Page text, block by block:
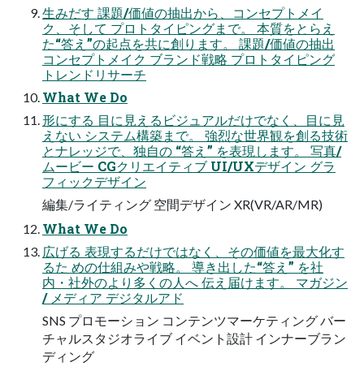
⽣みだす 課題/価値の抽出から、コンセプトメイ
ク、そして プロトタイピングまで。 本質をとらえ
た“答え”の起点を共に創ります。 課題/価値の抽出
コンセプトメイク ブランド戦略 プロトタイピング
トレンドリサーチ
What We Do
形にする ⽬に⾒えるビジュアルだけでなく、⽬に⾒
えない システム構築まで。 強烈な世界観を創る技術
とナレッジで、独⾃の “答え” を表現します。 写真/
ムービー CGクリエイティブ UI/UXデザイン グラ
フィックデザイン
編集/ライティング 空間デザイン XR(VR/AR/MR)
What We Do
広げる 表現するだけではなく、その価値を最⼤化す
るた めの仕組みや戦略。 導き出した“答え” を社
内・社外のより多くの⼈へ 伝え届けます。 マガジン
/ メディア デジタルアド
SNS プロモーション コンテンツマーケティング バー
チャルスタジオライブ イベント設計 インナーブラン
ディング